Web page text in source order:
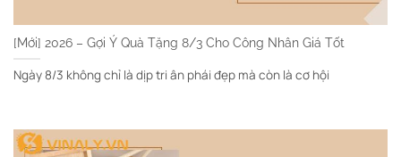
[Mới] 2026 – Gợi Ý Quà Tặng 8/3 Cho Công Nhân Giá Tốt
Ngày 8/3 không chỉ là dịp tri ân phái đẹp mà còn là cơ hội